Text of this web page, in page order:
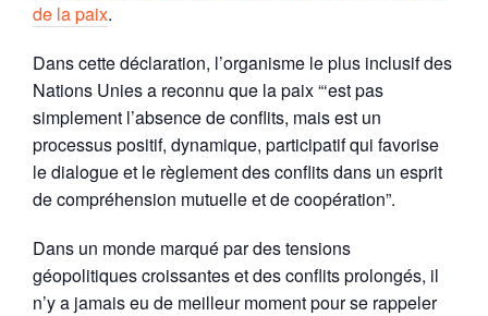
de la paix.
Dans cette déclaration, l’organisme le plus inclusif des
Nations Unies a reconnu que la paix “‘est pas
simplement l’absence de conflits, mais est un
processus positif, dynamique, participatif qui favorise
le dialogue et le règlement des conflits dans un esprit
de compréhension mutuelle et de coopération”.
Dans un monde marqué par des tensions
géopolitiques croissantes et des conflits prolongés, il
n’y a jamais eu de meilleur moment pour se rappeler